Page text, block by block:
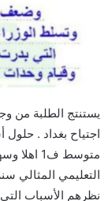
يستنتج الطلبة من
اجتياح بغداد . حلول
متوسط ف1
التعليمي المثالي
نظرهم الأسباب